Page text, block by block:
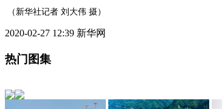
（新华社记者 刘大伟 摄）
2020-02-27 12:39 新华网
热门图集